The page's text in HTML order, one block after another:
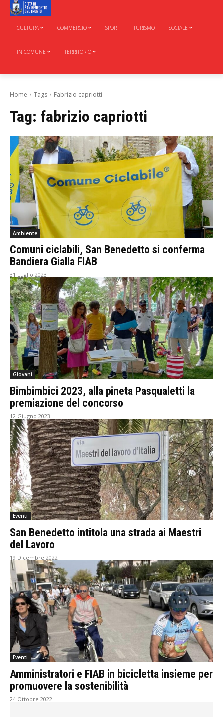
CULTURA COMMERCIO SPORT TURISMO SOCIALE
IN COMUNE TERRITORIO
Home Tags Fabrizio capriotti
Tag: fabrizio capriotti
Ambiente
Comuni ciclabili, San Benedetto si conferma
Bandiera Gialla FIAB
31 Luglio 2023
Giovani
Bimbimbici 2023, alla pineta Pasqualetti la
premiazione del concorso
12 Giugno 2023
Eventi
San Benedetto intitola una strada ai Maestri
del Lavoro
19 Dicembre 2022
Eventi
Amministratori e FIAB in bicicletta insieme per
promuovere la sostenibilità
24 Ottobre 2022